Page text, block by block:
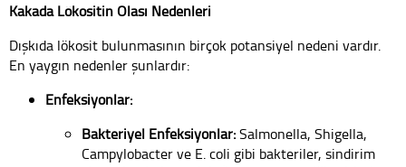
Kakada Lökositin Olası Nedenleri
Dışkıda lökosit bulunmasının birçok potansiyel nedeni vardır.
En yaygın nedenler şunlardır:
Enfeksiyonlar:
Bakteriyel Enfeksiyonlar:Salmonella, Shigella,
Campylobacter ve E. coli gibi bakteriler, sindirim